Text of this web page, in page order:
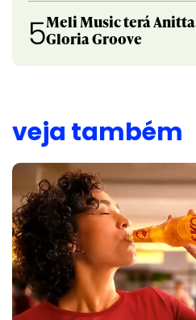
5Meli Music terá
Gloria Groove
veja também